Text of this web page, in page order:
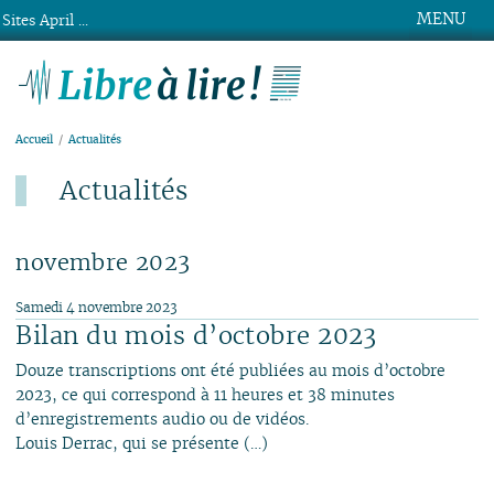
MENU
Accueil Actualités
Actualités
novembre 2023
Bilan du mois d’octobre 2023
Samedi 4 novembre 2023
Douze transcriptions ont été publiées au mois d’octobre
2023, ce qui correspond à 11 heures et 38 minutes
d’enregistrements audio ou de vidéos.
Louis Derrac, qui se présente (…)
Sites April ...